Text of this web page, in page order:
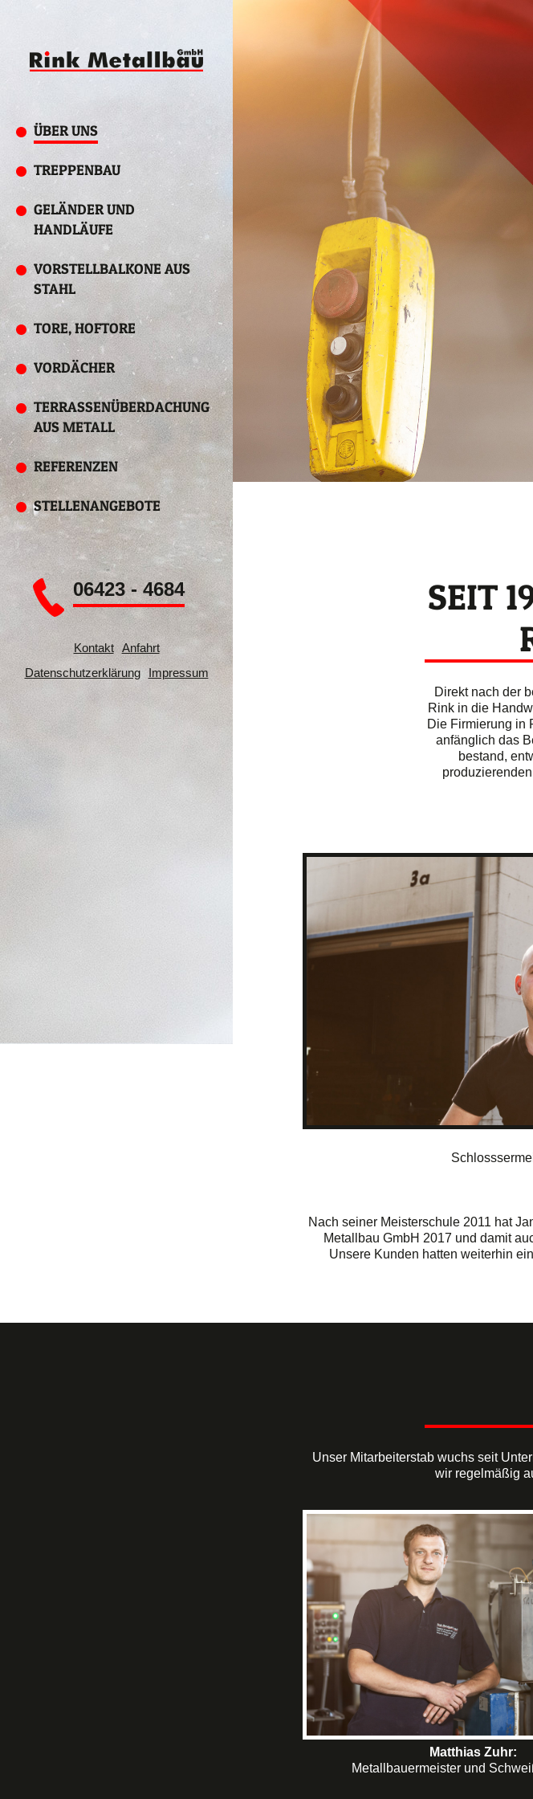
ÜBER UNS
TREPPENBAU
GELÄNDER UND
HANDLÄUFE
VORSTELLBALKONE AUS
STAHL
TORE, HOFTORE
VORDÄCHER
TERRASSENÜBERDACHUNG
AUS METALL
REFERENZEN
STELLENANGEBOTE
06423 - 4684
Kontakt
Anfahrt
Datenschutzerklärung
Impressum
SEIT
Direkt nach der
Rink in die
Die Firmierung in
anfänglich das
bestand,
Nach seiner Meisterschule 2011 hat
Metallbau GmbH 2017 und damit
Unsere Kunden hatten weiterhin
Unser Mitarbeiterstab wuchs seit
wir regelmäßig
Matthias Zuhr:
Metallbauermeister und